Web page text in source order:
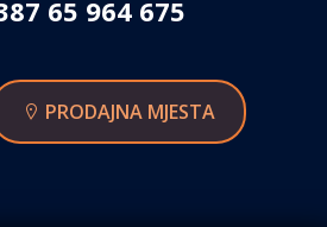
65 964 675
PRODAJNA MJESTA